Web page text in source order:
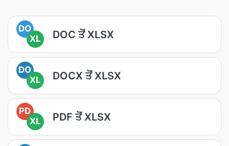
DO
XL
DOC ਤੋਂ XLSX
DO
XL
DOCX ਤੋਂ XLSX
PD
XL
PDF ਤੋਂ XLSX